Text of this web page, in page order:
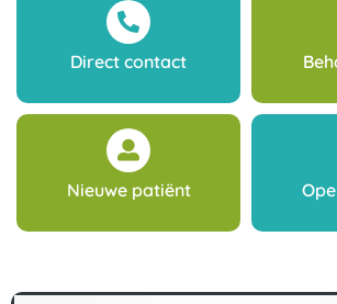
Direct contact
Nieuwe patiënt